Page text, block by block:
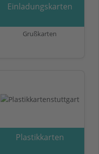
Einladungskarten
Grußkarten
Plastikkarten